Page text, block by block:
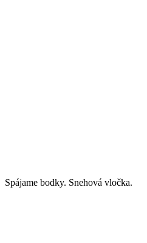
Spájame bodky. Snehová vločka.